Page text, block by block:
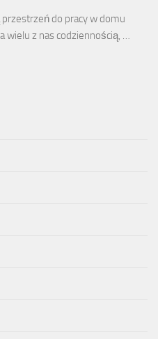
przestrzeń do pracy w domu
wielu z nas codziennością, …